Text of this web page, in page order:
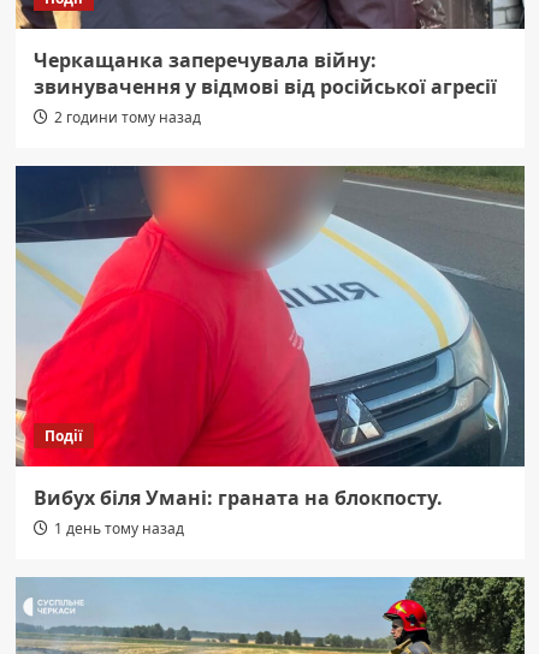
Черкащанка заперечувала війну:
звинувачення у відмові від російської агресії
2 години тому назад
Події
Вибух біля Умані: граната на блокпосту.
1 день тому назад